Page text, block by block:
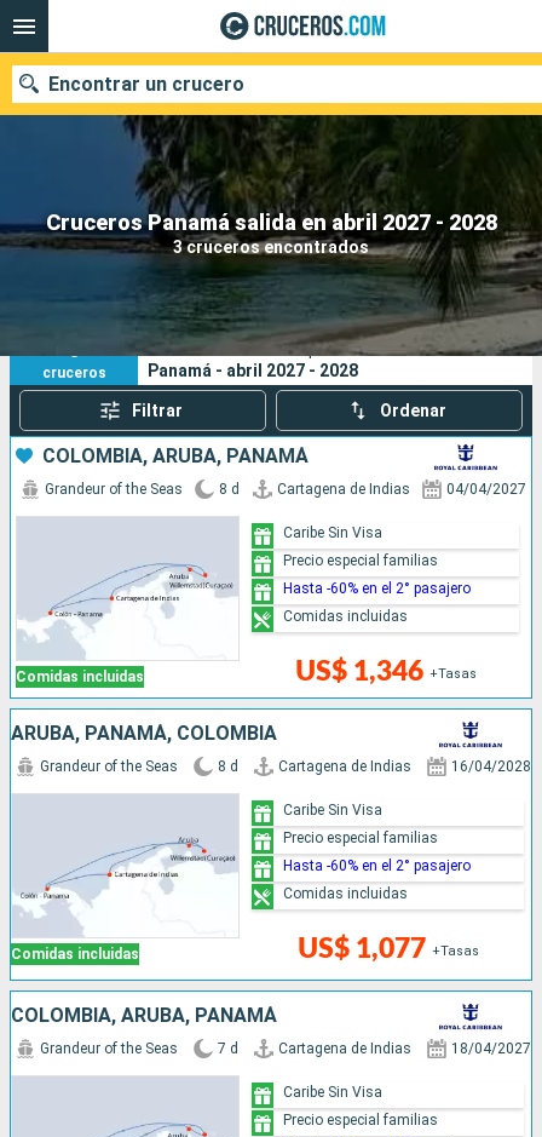
Cruceros Panamá salida en abril 2027 - 2028
3 cruceros encontrados
Encontrar un crucero
Nuestros destinos
Compañías
Buscar
3
cruceros
Sus criterios de búsqueda:
Panamá - abril 2027 - 2028
Filtrar Ordenar
COLOMBIA, ARUBA, PANAMÁ
Comidas incluidas
Grandeur of the Seas 8 d Cartagena de Indias 04/04/2027
US$ 1,346 +Tasas
Caribe Sin Visa
Precio especial familias
Hasta -60% en el 2° pasajero
Comidas incluidas
ARUBA, PANAMÁ, COLOMBIA
Comidas incluidas
Grandeur of the Seas 8 d Cartagena de Indias 16/04/2028
US$ 1,077 +Tasas
Caribe Sin Visa
Precio especial familias
Hasta -60% en el 2° pasajero
Comidas incluidas
COLOMBIA, ARUBA, PANAMÁ
Grandeur of the Seas 7 d Cartagena de Indias 18/04/2027
Caribe Sin Visa
Precio especial familias